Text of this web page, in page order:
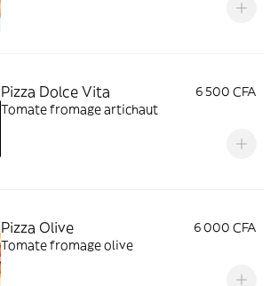
Pizza Dolce Vita
6 500 CFA
Tomate fromage artichaut
Pizza Olive
6 000 CFA
Tomate fromage olive